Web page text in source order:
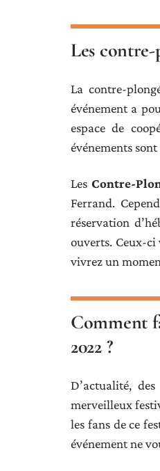
Les
La contre-
événement a
espace de
événements
Les Contre-
Ferrand.
réservation
ouverts. Ceux-ci
vivrez un
Comment
2022 ?
D’actualité, des
merveilleux
les fans de ce
événement ne